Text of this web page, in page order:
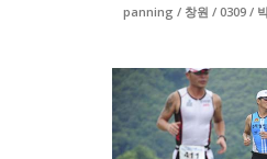
panning / 창원 / 0309 /